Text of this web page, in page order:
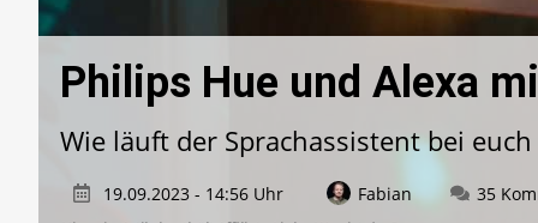
Philips Hue und Alexa
Wie läuft der Sprachassistent bei euch
19.09.2023 - 14:56 Uhr Fabian 35